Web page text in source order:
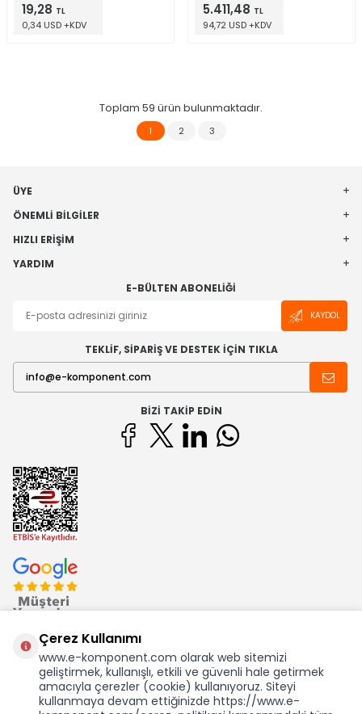
19,28 TL
0,34 USD +KDV
5.411,48 TL
94,72 USD +KDV
Toplam 59 ürün bulunmaktadır.
1 2 3
ÜYE
ÖNEMLI BILGILER
HIZLI ERIŞIM
YARDIM
E-BÜLTEN ABONELIĞI
KAYDOL
TEKLİF, SİPARİŞ VE DESTEK İÇİN TIKLA
BIZI TAKIP EDIN
Ekom Elk. Elektronik San. ve Tic. A.Ş.'nin Tescilli Bir Markasıdır
Çerez Kullanımı
www.e-komponent.com olarak web sitemizi
geliştirmek, kullanışlı, etkili ve güvenli hale getirmek
amacıyla çerezler (cookie) kullanıyoruz. Siteyi
kullanmaya devam ettiğinizde https://www.e-